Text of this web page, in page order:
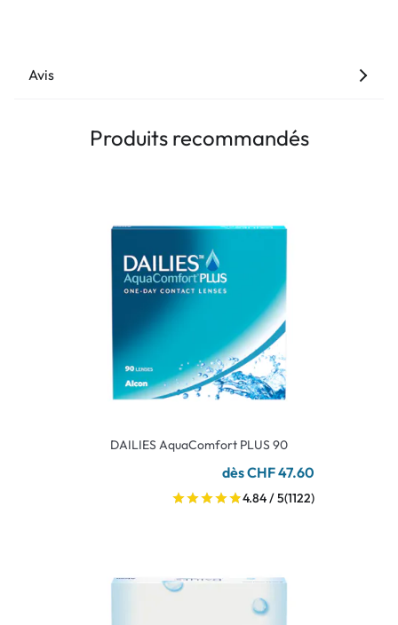
Avis
Produits recommandés
DAILIES AquaComfort PLUS 90
dès CHF 47.60
4.84 / 5(1122)